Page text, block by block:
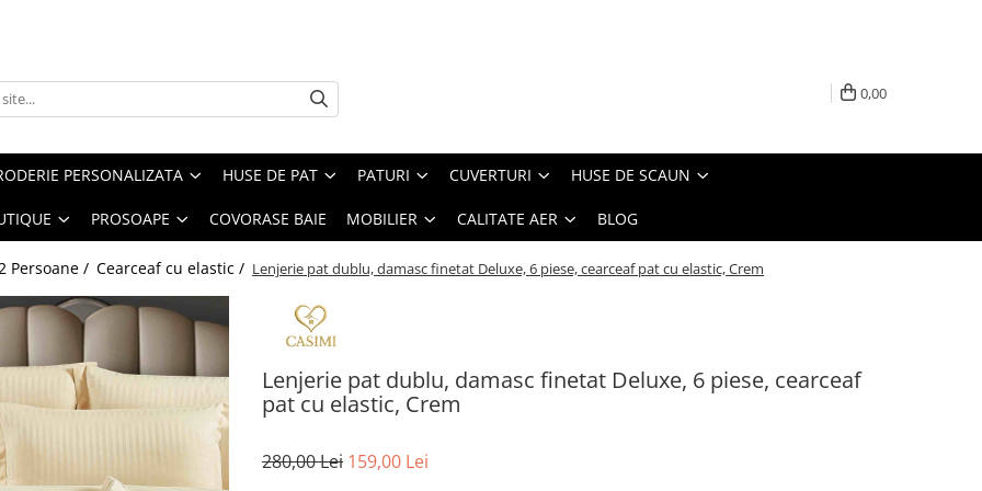
0,00
PERSONALIZATA HUSE DE PAT PATURI CUVERTURI HUSE DE SCAUN
PROSOAPE COVORASE BAIE MOBILIER CALITATE AER BLOG
Persoane / Cearceaf cu elastic / Lenjerie pat dublu, damasc finetat Deluxe, 6 piese, cearceaf pat cu elastic, Crem
Lenjerie pat dublu, damasc finetat Deluxe, 6 piese, cearceaf
pat cu elastic, Crem
280,00 Lei 159,00 Lei